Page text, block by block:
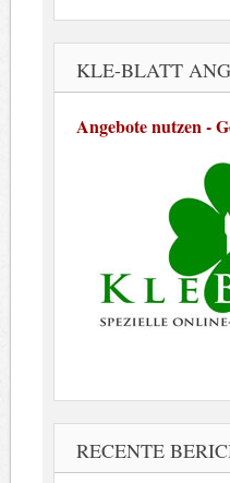
KLE-BLATT
Angebote nutzen -
RECENTE